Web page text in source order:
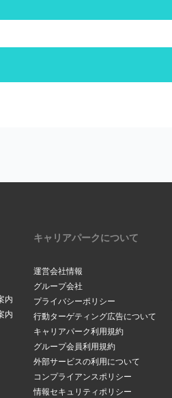
受け取るように設定してください。
せんか？
録アドレスを確認することができます。
ューの「
メールアドレスの変更ページ
ります。
内
内
キャリアパークについて
運営会社情報
グループ会社
プライバシーポリシー
行動ターゲティング広告について
キャリアパーク利用規約
グループ会員利用規約
外部サービスの利用について
コンプライアンスポリシー
情報セキュリティポリシー